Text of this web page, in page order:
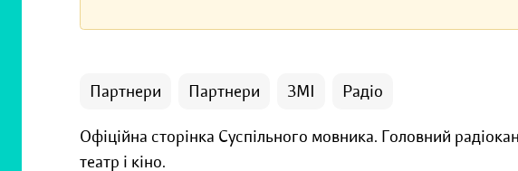
Партнери Партнери ЗМІ Радіо
Офіційна сторінка Суспільного мовника. Головний
театр і кіно.